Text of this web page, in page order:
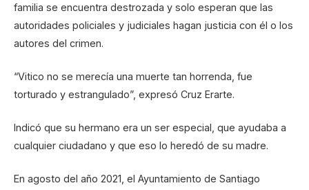
familia se encuentra destrozada y solo esperan que las
autoridades policiales y judiciales hagan justicia con él o los
autores del crimen.
“Vitico no se merecía una muerte tan horrenda, fue
torturado y estrangulado”, expresó Cruz Erarte.
Indicó que su hermano era un ser especial, que ayudaba a
cualquier ciudadano y que eso lo heredó de su madre.
En agosto del año 2021, el Ayuntamiento de Santiago